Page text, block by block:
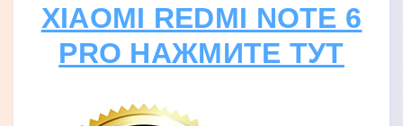
XIAOMI REDMI NOTE 6
PRO НАЖМИТЕ ТУТ